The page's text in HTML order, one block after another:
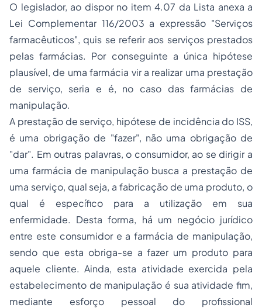
O legislador, ao dispor no item 4.07 da Lista anexa a
Lei Complementar 116/2003 a expressão "Serviços
farmacêuticos", quis se referir aos serviços prestados
pelas farmácias. Por conseguinte a única hipótese
plausível, de uma farmácia vir a realizar uma prestação
de serviço, seria e é, no caso das farmácias de
manipulação.
A prestação de serviço, hipótese de incidência do ISS,
é uma obrigação de "fazer", não uma obrigação de
"dar". Em outras palavras, o consumidor, ao se dirigir a
uma farmácia de manipulação busca a prestação de
uma serviço, qual seja, a fabricação de uma produto, o
qual é específico para a utilização em sua
enfermidade. Desta forma, há um negócio jurídico
entre este consumidor e a farmácia de manipulação,
sendo que esta obriga-se a fazer um produto para
aquele cliente. Ainda, esta atividade exercida pela
estabelecimento de manipulação é sua atividade fim,
mediante esforço pessoal do profissional